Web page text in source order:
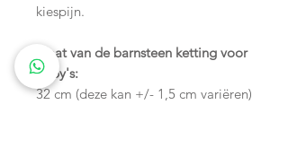
kiespijn.
Maat van de barnsteen ketting voor
baby's:
32 cm (deze kan +/- 1,5 cm variëren)